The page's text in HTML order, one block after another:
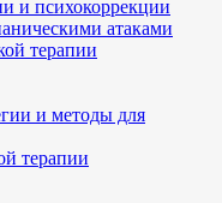
и психокоррекции
атаками
терапии
и методы для
терапии